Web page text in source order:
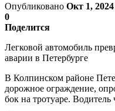
Опубликовано Окт 1, 2024
0
Поделится
Легковой автомобиль
аварии в Петербурге
В Колпинском районе
дорожное ограждение,
бок на тротуаре. Водитель